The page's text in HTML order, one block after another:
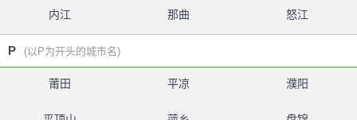
内江 那曲 怒江
P (以P为开头的城市名)
莆田 平凉 濮阳